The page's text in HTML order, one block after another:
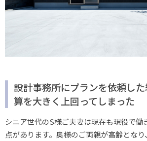
設計事務所にプランを依頼し
算を大きく上回ってしまった
シニア世代のS様ご夫妻は現在も現役で働
点があります。奥様のご両親が高齢とな